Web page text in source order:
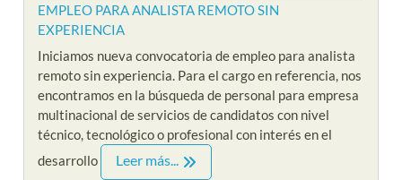
EMPLEO PARA ANALISTA REMOTO SIN
EXPERIENCIA
Iniciamos nueva convocatoria de empleo para analista
remoto sin experiencia. Para el cargo en referencia, nos
encontramos en la búsqueda de personal para empresa
multinacional de servicios de candidatos con nivel
técnico, tecnológico o profesional con interés en el
desarrollo
Leer más...